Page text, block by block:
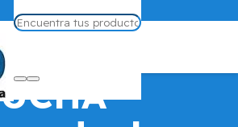
BAÑERA